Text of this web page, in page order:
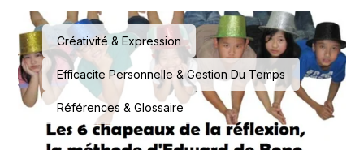
Créativité & Expression
Efficacite Personnelle & Gestion Du Temps
Références & Glossaire